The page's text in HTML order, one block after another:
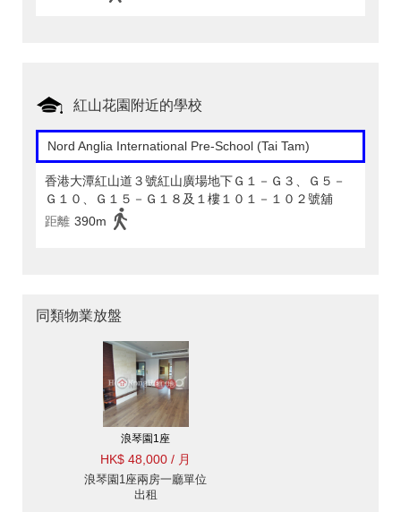
紅山花園附近的學校
Nord Anglia International Pre-School (Tai Tam)
香港大潭紅山道３號紅山廣場地下Ｇ１－Ｇ３、Ｇ５－
Ｇ１０、Ｇ１５－Ｇ１８及１樓１０１－１０２號舖
距離 390m
同類物業放盤
浪琴園1座
HK$ 48,000 / 月
浪琴園1座兩房一廳單位
出租